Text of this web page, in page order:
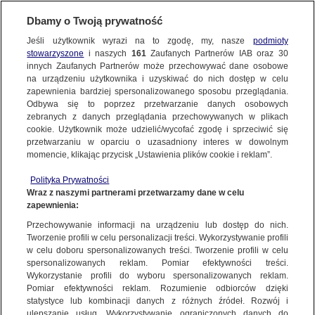
NAJNOWSZE
ZOBACZ FAKTY
FAKTY PO FAKTACH
FAKTY O ŚWIECIE
WIĘCEJ
KANAŁY
Dzień dobry!
Jedno konto do wszystkich usług
Dbamy o Twoją prywatność
Jeśli użytkownik wyrazi na to zgodę, my, nasze podmioty
stowarzyszone i naszych 161Zaufanych Partnerów IAB oraz 30
innych Zaufanych Partnerów może przechowywać dane osobowe
na urządzeniu użytkownika i uzyskiwać do nich dostęp w celu
zapewnienia bardziej spersonalizowanego sposobu przeglądania.
Odbywa się to poprzez przetwarzanie danych osobowych
zebranych z danych przeglądania przechowywanych w plikach
cookie. Użytkownik może udzielić/wycofać zgodę i sprzeciwić się
przetwarzaniu w oparciu o uzasadniony interes w dowolnym
momencie, klikając przycisk „Ustawienia plików cookie i reklam”.
Polityka Prywatności
Wraz z naszymi partnerami przetwarzamy dane w celu
zapewnienia:
Przechowywanie informacji na urządzeniu lub dostęp do nich.
Tworzenie profili w celu personalizacji treści. Wykorzystywanie profili
w celu doboru spersonalizowanych treści. Tworzenie profili w celu
spersonalizowanych reklam. Pomiar efektywności treści.
Wykorzystanie profili do wyboru spersonalizowanych reklam.
Pomiar efektywności reklam. Rozumienie odbiorców dzięki
statystyce lub kombinacji danych z różnych źródeł. Rozwój i